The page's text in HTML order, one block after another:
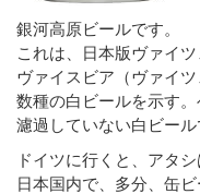
銀河高原ビールです。
これは、日本版ヴァイツ
ヴァイスビア（ヴァイ
数種の白ビールを示す。
濾過していない白ビール
ドイツに行くと、アタ
日本国内で、多分、缶